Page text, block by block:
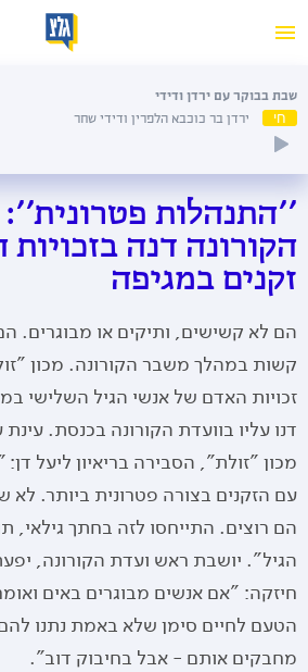
שבת בבוקר עם ירדן ודידי
חי ירדן בר כוכבא הלפרין ודידי שחר
''התנהלות
הקורונה דנה
זקנים במגיפה
הם לא קשישים, ותיקים או מבוגרים.
קשות במהלך משבר הקורונה. מכון
זכויות האדם של אנשי הגיל השלישי
דנו עליו בוועדת הקורונה בכנסת.
מכון "זולת", הסבירה בריאיון ליעל
עם הזקנים בצורה פטרונית ביותר. לא
הם רוצים. התייחסו לזה בחתך גילאי,
הגיל". יושבת ראש ועדת הקורונה,
חיזקה: "אם אנשים מבוגרים באים
הטעם לחיים סימן שלא באמת נתנו
מחבקים אותם - אבל בחיבוק דוב".